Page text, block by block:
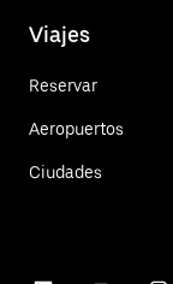
Viajes
Reservar
Aeropuertos
Ciudades